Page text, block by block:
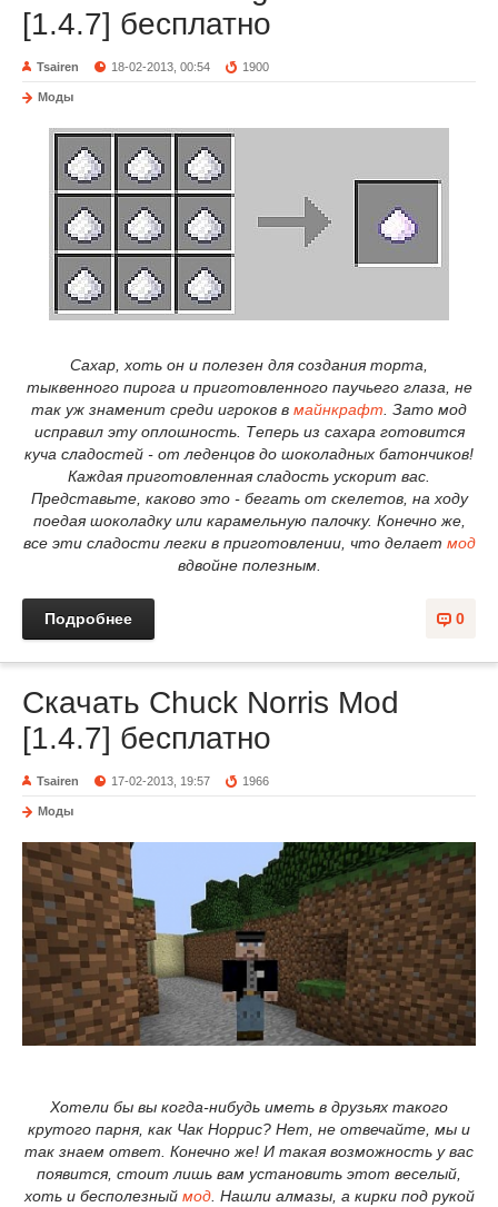
[1.4.7] бесплатно
Tsairen 18-02-2013, 00:54 1900
Моды
Сахар, хоть он и полезен для создания торта,
тыквенного пирога и приготовленного паучьего глаза, не
так уж знаменит среди игроков в майнкрафт . Зато мод
исправил эту оплошность. Теперь из сахара готовится
куча сладостей - от леденцов до шоколадных батончиков!
Каждая приготовленная сладость ускорит вас.
Представьте, каково это - бегать от скелетов, на ходу
поедая шоколадку или карамельную палочку. Конечно же,
все эти сладости легки в приготовлении, что делает мод
вдвойне полезным.
0
Подробнее
Скачать Chuck Norris Mod
[1.4.7] бесплатно
Tsairen 17-02-2013, 19:57 1966
Моды
Хотели бы вы когда-нибудь иметь в друзьях такого
крутого парня, как Чак Норрис? Нет, не отвечайте, мы и
так знаем ответ. Конечно же! И такая возможность у вас
появится, стоит лишь вам установить этот веселый,
хоть и бесполезный мод. Нашли алмазы, а кирки под рукой